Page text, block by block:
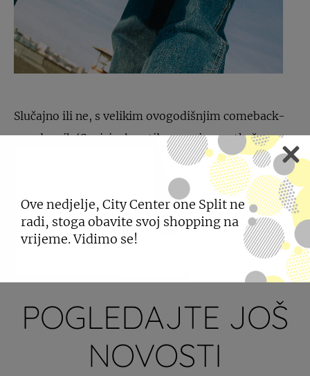
Slučajno ili ne, s velikim ovogodišnjim comeback-
om slavnih ‘Spajsica’ vratile su se i ove otkačene
dućanima dostupne su u
PODIJELI
POGLEDAJTE JOŠ
NOVOSTI
Ove nedjelje, City Center one Split ne
radi, stoga obavite svoj shopping na
vrijeme. Vidimo se!